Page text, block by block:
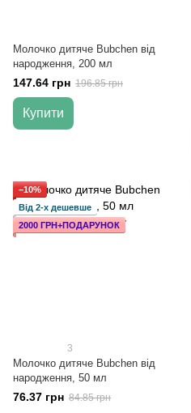
Молочко дитяче Bubchen від
народження, 200 мл
147.64 грн 196.85 грн
Купити
−10%
Від 2-х дешевше
2000 ГРН+ПОДАРУНОК
3
Молочко дитяче Bubchen від
народження, 50 мл
76.37 грн 84.85 грн